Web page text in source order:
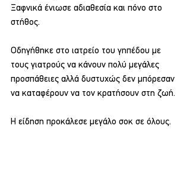
Ξαφνικά ένιωσε αδιαθεσία και πόνο στο
στήθος.
Οδηγήθηκε στο ιατρείο του γηπέδου με
τους γιατρούς να κάνουν πολύ μεγάλες
προσπάθειες αλλά δυστυχώς δεν μπόρεσαν
να καταφέρουν να τον κρατήσουν στη ζωή.
Η είδηση προκάλεσε μεγάλο σοκ σε όλους.